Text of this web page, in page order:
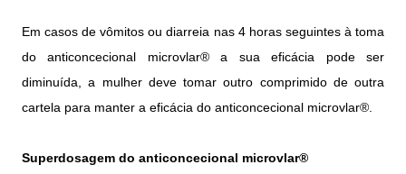
Em casos de vômitos ou diarreia nas 4 horas seguintes à toma
do anticoncecional microvlar® a sua eficácia pode ser
diminuída, a mulher deve tomar outro comprimido de outra
cartela para manter a eficácia do anticoncecional microvlar®.
Superdosagem do anticoncecional microvlar®